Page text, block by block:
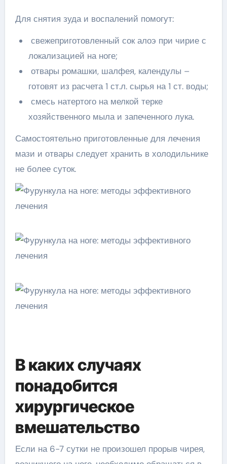
Для снятия зуда и воспалений помогут:
свежеприготовленный сок алоэ при чирие с
локализацией на ноге;
отвары ромашки, шалфея, календулы –
готовят из расчета 1 ст.л. сырья на 1 ст. воды;
смесь натертого на мелкой терке
хозяйственного мыла и запеченного лука.
Самостоятельно приготовленные для лечения
мази и отвары следует хранить в холодильнике
не более суток.
В каких случаях
понадобится
хирургическое
вмешательство
Если на 6-7 сутки не произошел прорыв чирея,